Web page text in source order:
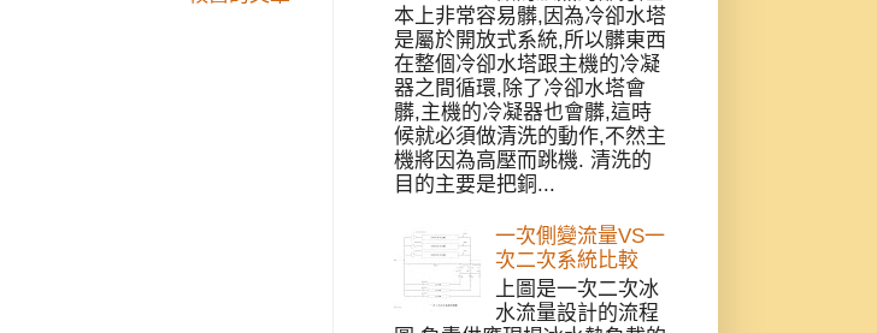
本上非常容易髒,因為冷卻水塔
是屬於開放式系統,所以髒東西
在整個冷卻水塔跟主機的冷凝
器之間循環,除了冷卻水塔會
髒,主機的冷凝器也會髒,這時
候就必須做清洗的動作,不然主
機將因為高壓而跳機. 清洗的
目的主要是把銅...
一次側變流量VS一
次二次系統比較
上圖是一次二次冰
水流量設計的流程